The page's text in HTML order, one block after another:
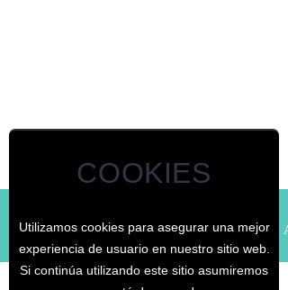
COOKIES
Utilizamos cookies para asegurar una mejor
experiencia de usuario en nuestro sitio web.
Si continúa utilizando este sitio asumiremos
© - El Jardín de los Curiosos | Inicio